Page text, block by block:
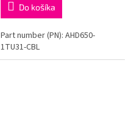
Do košíka
Part number (PN): AHD650-
1TU31-CBL